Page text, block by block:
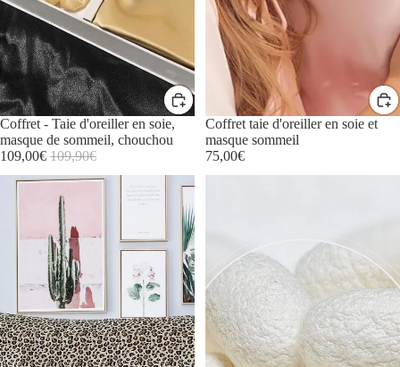
Promotion
Coffret - Taie d'oreiller en soie,
masque de sommeil, chouchou
Prix
109,00€ Prix
109,90€
Coffret taie d'oreiller en soie et
masque sommeil
75,00€
Coffret
Cadeau
Masque
de
nuit,
Chouchou
d'oreiller
en
soie,
Masque
de
nuit,
Chouchou